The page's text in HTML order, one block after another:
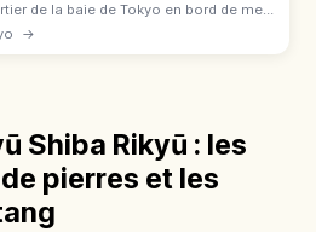
de la baie de Tokyo en bord de mer :
Bridge (promenade piétonne 1,7
statue Unicorn Gundam à DiverCity,
→
Shiba Rikyū : les
pierres et les